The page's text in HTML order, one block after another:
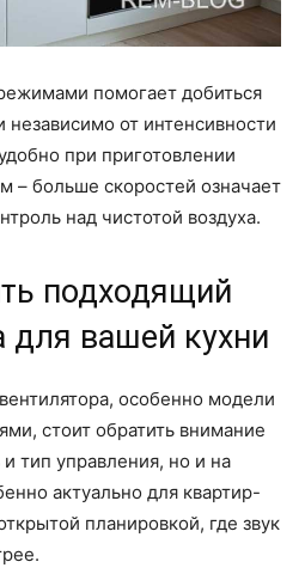
помогает добиться
от интенсивности
при приготовлении
– больше скоростей означает
над чистотой воздуха.
подходящий
для вашей кухни
особенно модели
стоит обратить внимание
тип управления, но и на
актуально для квартир-
планировкой, где звук